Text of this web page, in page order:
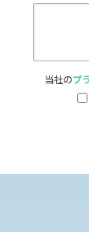
当社のプ